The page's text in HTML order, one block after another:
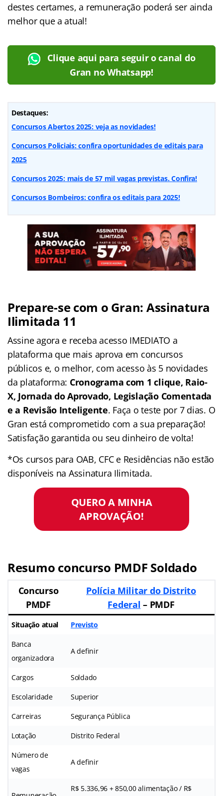
destes certames, a remuneração poderá ser ainda
melhor que a atual!
Clique aqui para seguir o canal do
Gran no Whatsapp!
Destaques:
Concursos Abertos 2025: veja as novidades!
Concursos Policiais: confira oportunidades de editais para
2025
Concursos 2025: mais de 57 mil vagas previstas. Confira!
Concursos Bombeiros: confira os editais para 2025!
Prepare-se com o Gran: Assinatura
Ilimitada 11
Assine agora e receba acesso IMEDIATO a
plataforma que mais aprova em concursos
públicos e, o melhor, com acesso às 5 novidades
da plataforma: Cronograma com 1 clique, Raio-
X, Jornada do Aprovado, Legislação Comentada
e a Revisão Inteligente. Faça o teste por 7 dias. O
Gran está comprometido com a sua preparação!
Satisfação garantida ou seu dinheiro de volta!
*Os cursos para OAB, CFC e Residências não estão
disponíveis na Assinatura Ilimitada.
QUERO A MINHA
APROVAÇÃO!
Resumo concurso PMDF Soldado
Concurso
PMDF
Polícia Militar do Distrito
Federal – PMDF
Situação atual Previsto
Banca
organizadora
A definir
Cargos Soldado
Escolaridade Superior
Carreiras Segurança Pública
Lotação Distrito Federal
Número de
vagas
A definir
R$ 5.336,96 + 850,00 alimentação / R$